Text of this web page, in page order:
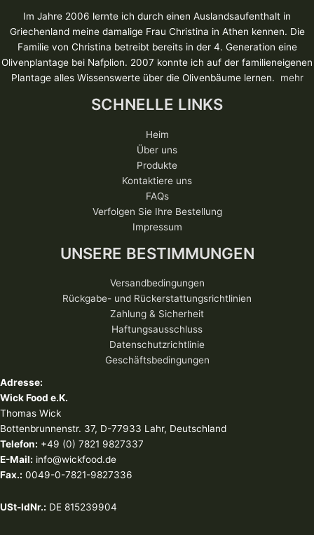
Im Jahre 2006 lernte ich durch einen Auslandsaufenthalt in
Griechenland meine damalige Frau Christina in Athen kennen. Die
Familie von Christina betreibt bereits in der 4. Generation eine
Olivenplantage bei Nafplion. 2007 konnte ich auf der familieneigenen
Plantage alles Wissenswerte über die Olivenbäume lernen.
mehr
SCHNELLE LINKS
Heim
Über uns
Produkte
Kontaktiere uns
FAQs
Verfolgen Sie Ihre Bestellung
Impressum
UNSERE BESTIMMUNGEN
Versandbedingungen
Rückgabe- und Rückerstattungsrichtlinien
Zahlung & Sicherheit
Haftungsausschluss
Datenschutzrichtlinie
Geschäftsbedingungen
Adresse:
Wick Food e.K.
Thomas Wick
Bottenbrunnenstr. 37, D-77933 Lahr, Deutschland
Telefon: +49 (0) 7821 9827337
E-Mail: info@wickfood.de
Fax.: 0049-0-7821-9827336
USt-IdNr.: DE 815239904